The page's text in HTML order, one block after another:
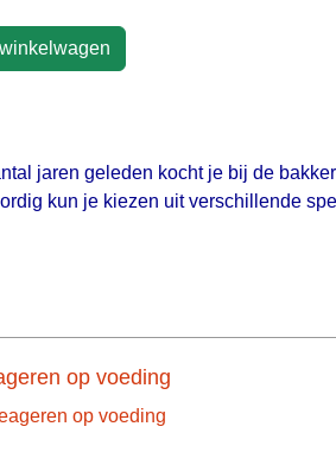
jaren geleden kocht je bij de
kun je kiezen uit verschillende
op voeding